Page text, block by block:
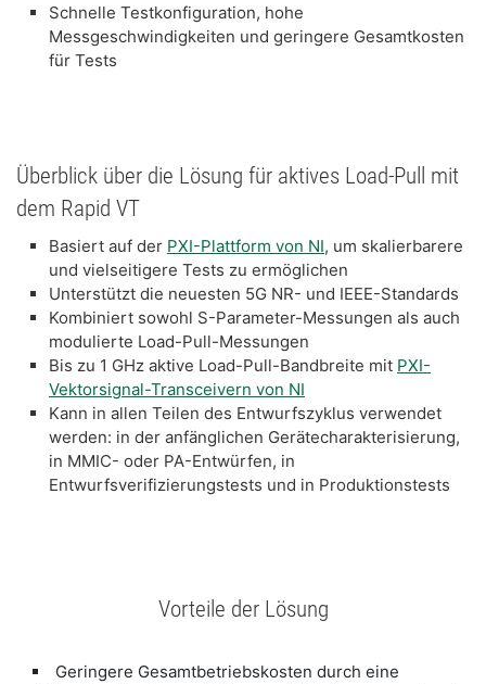
​Schnelle Testkonfiguration, hohe
Messgeschwindigkeiten und geringere Gesamtkosten
für Tests
Überblick über die Lösung für aktives Load-Pull mit
dem Rapid VT
Basiert auf der PXI-Plattform von NI, um skalierbarere
und vielseitigere Tests zu ermöglichen
Unterstützt die neuesten 5G NR- und IEEE-Standards
Kombiniert sowohl S-Parameter-Messungen als auch
modulierte Load-Pull-Messungen
Bis zu 1 GHz aktive Load-Pull-Bandbreite mit PXI-
Vektorsignal-Transceivern von NI
Kann in allen Teilen des Entwurfszyklus verwendet
werden: in der anfänglichen Gerätecharakterisierung,
in MMIC- oder PA-Entwürfen, in
Entwurfsverifizierungstests und in Produktionstests
Vorteile der Lösung
Geringere Gesamtbetriebskosten durch eine